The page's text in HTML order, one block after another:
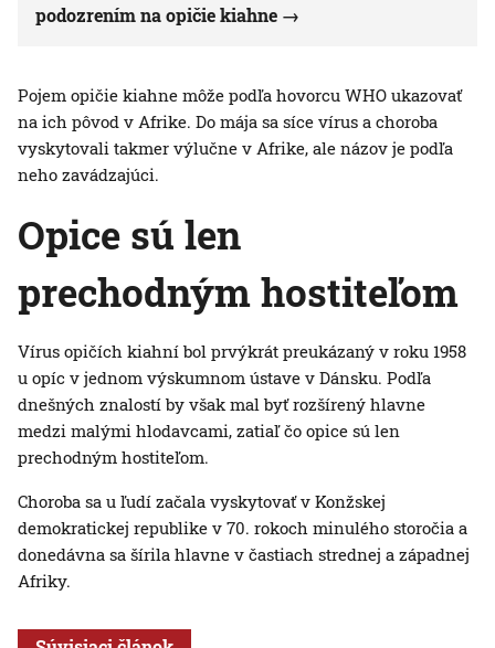
podozrením na opičie kiahne
Pojem opičie kiahne môže podľa hovorcu WHO ukazovať
na ich pôvod v Afrike. Do mája sa síce vírus a choroba
vyskytovali takmer výlučne v Afrike, ale názov je podľa
neho zavádzajúci.
Opice sú len
prechodným hostiteľom
Vírus opičích kiahní bol prvýkrát preukázaný v roku 1958
u opíc v jednom výskumnom ústave v Dánsku. Podľa
dnešných znalostí by však mal byť rozšírený hlavne
medzi malými hlodavcami, zatiaľ čo opice sú len
prechodným hostiteľom.
Choroba sa u ľudí začala vyskytovať v Konžskej
demokratickej republike v 70. rokoch minulého storočia a
donedávna sa šírila hlavne v častiach strednej a západnej
Afriky.